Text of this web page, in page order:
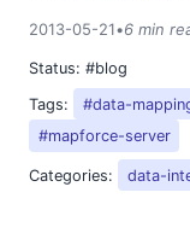
2013-05-21•6 min
Status: #blog
Tags:
#data-
#mapforce-server
Categories: data-